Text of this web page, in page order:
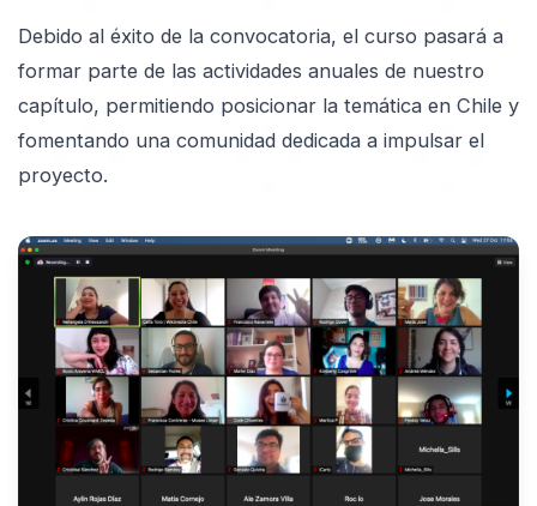
Debido al éxito de la convocatoria, el curso pasará a
formar parte de las actividades anuales de nuestro
capítulo, permitiendo posicionar la temática en Chile y
fomentando una comunidad dedicada a impulsar el
proyecto.